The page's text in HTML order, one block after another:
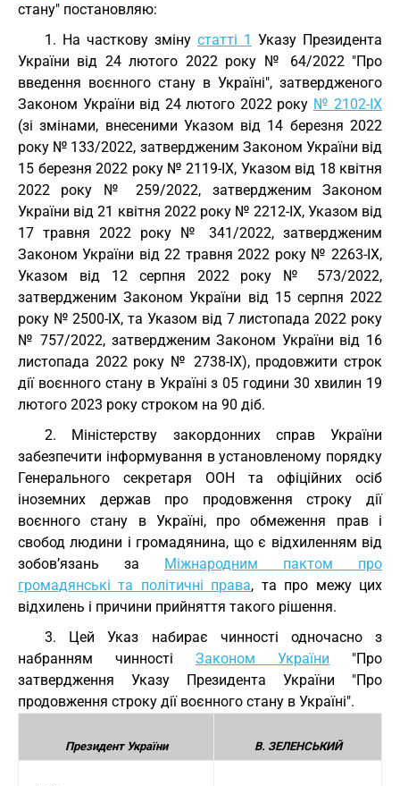
стану" постановляю:
1. На часткову зміну статті 1 Указу Президента
України від 24 лютого 2022 року № 64/2022 "Про
введення воєнного стану в Україні", затвердженого
Законом України від 24 лютого 2022 року № 2102-IX
(зі змінами, внесеними Указом від 14 березня 2022
року № 133/2022, затвердженим Законом України від
15 березня 2022 року № 2119-IX, Указом від 18 квітня
2022 року № 259/2022, затвердженим Законом
України від 21 квітня 2022 року № 2212-IX, Указом від
17 травня 2022 року № 341/2022, затвердженим
Законом України від 22 травня 2022 року № 2263-IX,
Указом від 12 серпня 2022 року № 573/2022,
затвердженим Законом України від 15 серпня 2022
року № 2500-IX, та Указом від 7 листопада 2022 року
№ 757/2022, затвердженим Законом України від 16
листопада 2022 року № 2738-IX), продовжити строк
дії воєнного стану в Україні з 05 години 30 хвилин 19
лютого 2023 року строком на 90 діб.
2. Міністерству закордонних справ України
забезпечити інформування в установленому порядку
Генерального секретаря ООН та офіційних осіб
іноземних держав про продовження строку дії
воєнного стану в Україні, про обмеження прав і
свобод людини і громадянина, що є відхиленням від
зобов’язань за Міжнародним пактом про
громадянські та політичні права, та про межу цих
відхилень і причини прийняття такого рішення.
3. Цей Указ набирає чинності одночасно з
набранням чинності Законом України "Про
затвердження Указу Президента України "Про
продовження строку дії воєнного стану в Україні".
Президент України В. ЗЕЛЕНСЬКИЙ